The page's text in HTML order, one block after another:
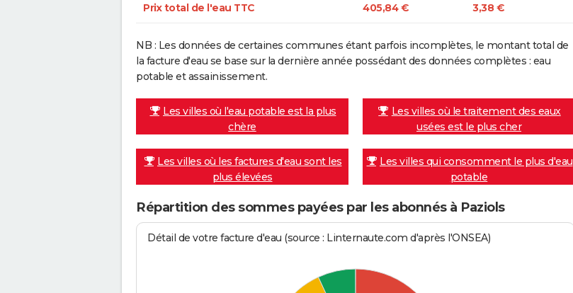
Prix total de l'eau TTC 405,84 € 3,38 €
NB : Les données de certaines communes étant parfois incomplètes, le montant total de
la facture d'eau se base sur la dernière année possédant des données complètes : eau
potable et assainissement.
Les villes où l'eau potable est la plus
chère
Les villes où le traitement des eaux
usées est le plus cher
Les villes où les factures d'eau sont les
plus élevées
Les villes qui consomment le plus d'eau
potable
Répartition des sommes payées par les abonnés à Paziols
Détail de votre facture d'eau (source : Linternaute.com d'après l'ONSEA)